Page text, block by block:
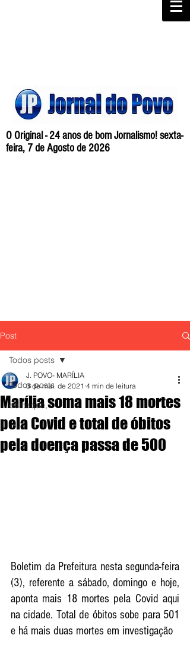
O Original - 24 anos de bom Jornalismo! sexta-
feira, 7 de Agosto de 2026
Post
Todos posts
destaque,
Todos posts
Marília soma mais 18 mortes
pela Covid e total de óbitos
pela doença passa de 500
J. POVO- MARÍLIA
3 de mai. de 2021 4 min de leitura
Boletim da Prefeitura nesta segunda-feira
(3), referente a sábado, domingo e hoje,
aponta mais 18 mortes pela Covid aqui
na cidade. Total de óbitos sobe para 501
e há mais duas mortes em investigação